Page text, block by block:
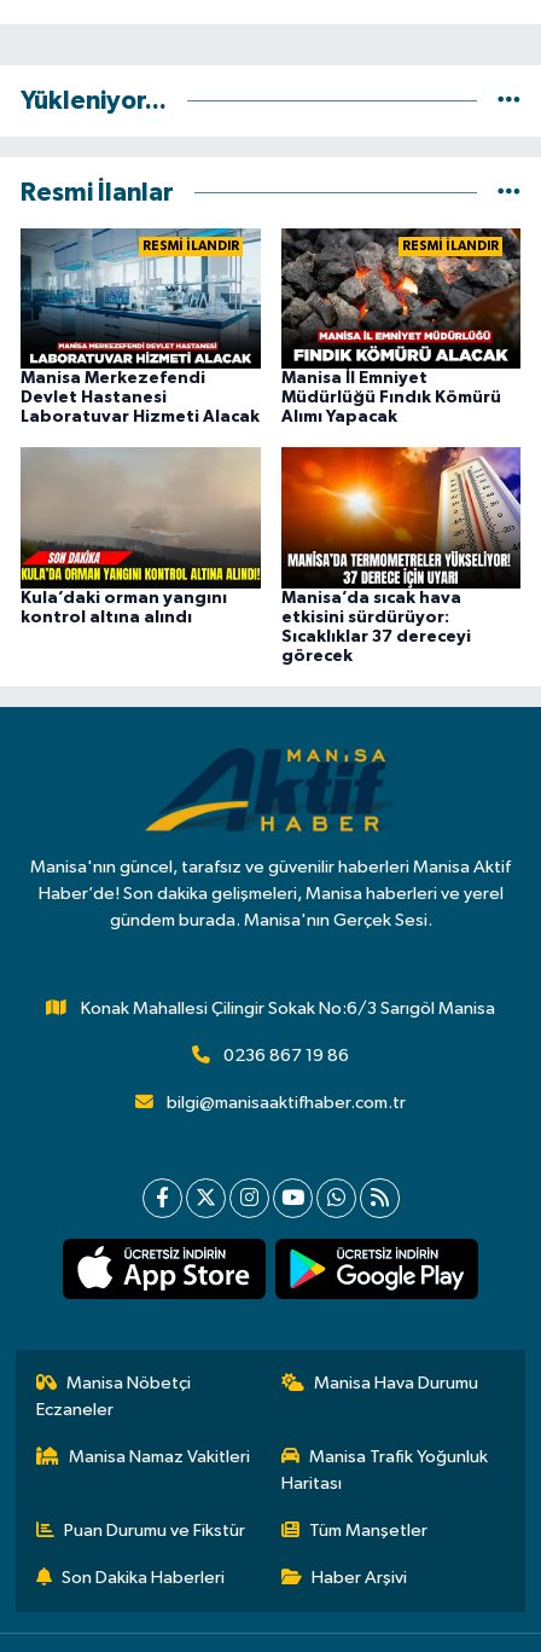
Yükleniyor...
Resmi İlanlar
RESMİ İLANDIR
Manisa Merkezefendi
Devlet Hastanesi
Laboratuvar Hizmeti Alacak
RESMİ İLANDIR
Manisa İl Emniyet
Müdürlüğü Fındık Kömürü
Alımı Yapacak
Kula’daki orman yangını
kontrol altına alındı
Manisa’da sıcak hava
etkisini sürdürüyor:
Sıcaklıklar 37 dereceyi
görecek
Manisa'nın güncel, tarafsız ve güvenilir haberleri Manisa Aktif
Haber’de! Son dakika gelişmeleri, Manisa haberleri ve yerel
gündem burada. Manisa'nın Gerçek Sesi.
Konak Mahallesi Çilingir Sokak No:6/3 Sarıgöl Manisa
0236 867 19 86
bilgi@manisaaktifhaber.com.tr
Manisa Nöbetçi
Eczaneler
Manisa Hava Durumu
Manisa Namaz Vakitleri
Manisa Trafik Yoğunluk
Haritası
Puan Durumu ve Fikstür Tüm Manşetler
Son Dakika Haberleri Haber Arşivi